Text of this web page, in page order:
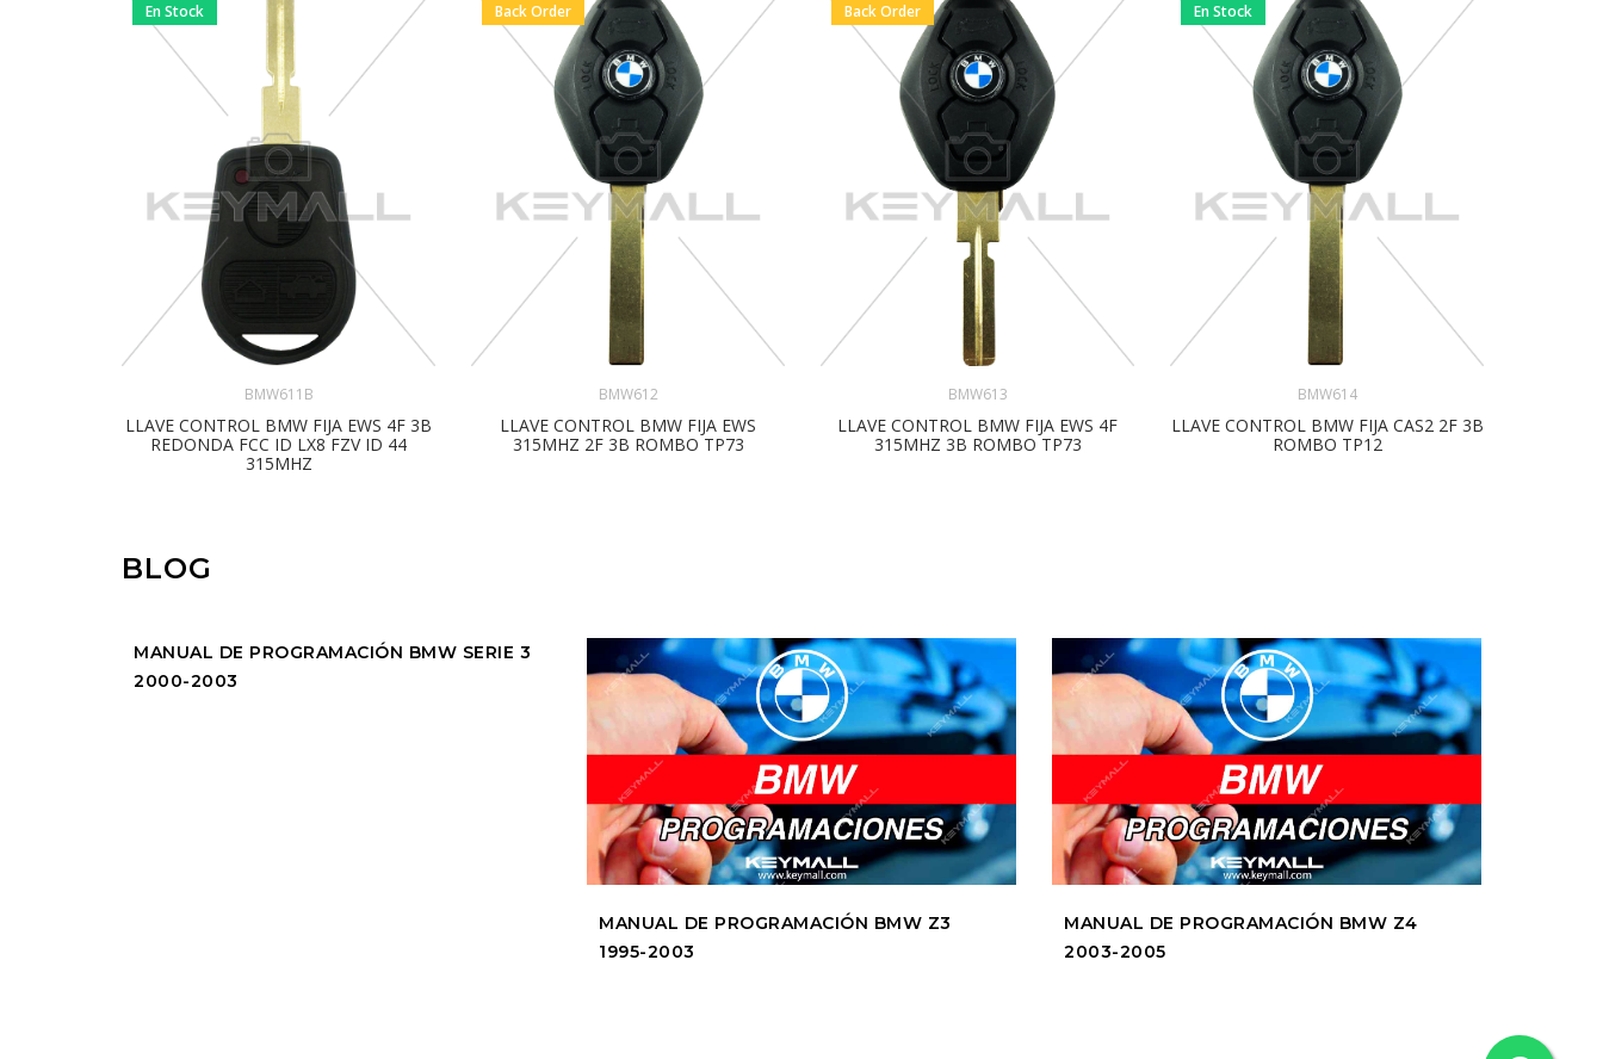
En Stock
BMW611B
LLAVE CONTROL BMW FIJA EWS 4F 3B
REDONDA FCC ID LX8 FZV ID 44
315MHZ
Back Order
BMW612
LLAVE CONTROL BMW FIJA EWS
315MHZ 2F 3B ROMBO TP73
Back Order
BMW613
LLAVE CONTROL BMW FIJA EWS 4F
315MHZ 3B ROMBO TP73
En Stock
BMW614
LLAVE CONTROL BMW FIJA CAS2 2F 3B
ROMBO TP12
BLOG
MANUAL DE PROGRAMACIÓN BMW SERIE 3
2000-2003
MANUAL DE PROGRAMACIÓN BMW Z3
1995-2003
MANUAL DE PROGRAMACIÓN BMW Z4
2003-2005